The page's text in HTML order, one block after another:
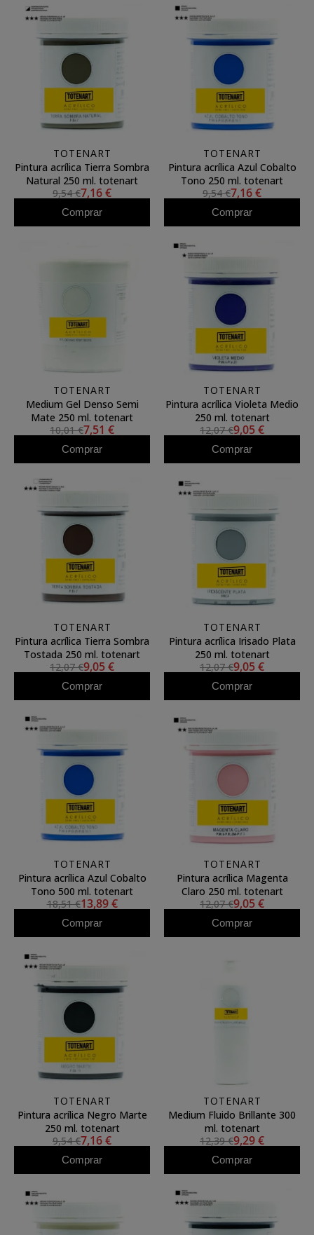
TOTENART
Pintura acrílica Tierra Sombra
Natural 250 ml. totenart
9,54 €7,16 €
Comprar
TOTENART
Pintura acrílica Azul Cobalto
Tono 250 ml. totenart
9,54 €7,16 €
Comprar
TOTENART
Medium Gel Denso Semi
Mate 250 ml. totenart
10,01 €7,51 €
Comprar
TOTENART
Pintura acrílica Violeta Medio
250 ml. totenart
12,07 €9,05 €
Comprar
TOTENART
Pintura acrílica Tierra Sombra
Tostada 250 ml. totenart
12,07 €9,05 €
Comprar
TOTENART
Pintura acrílica Irisado Plata
250 ml. totenart
12,07 €9,05 €
Comprar
TOTENART
Pintura acrílica Azul Cobalto
Tono 500 ml. totenart
18,51 €13,89 €
Comprar
TOTENART
Pintura acrílica Magenta
Claro 250 ml. totenart
12,07 €9,05 €
Comprar
TOTENART
Pintura acrílica Negro Marte
250 ml. totenart
9,54 €7,16 €
Comprar
TOTENART
Medium Fluido Brillante 300
ml. totenart
12,39 €9,29 €
Comprar